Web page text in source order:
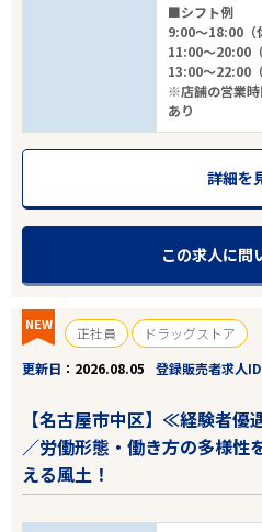
■シフト例
9:00～18:00（
11:00～20:00
13:00～22:00
※店舗の営業時
あり
詳細を
この求人に問
NEW 正社員
ドラッグストア
更新日
2026.08.05 登録販売者求人ID
【名古屋市中区】≪経験者
／労働形態・働き方の多様性
える風土！